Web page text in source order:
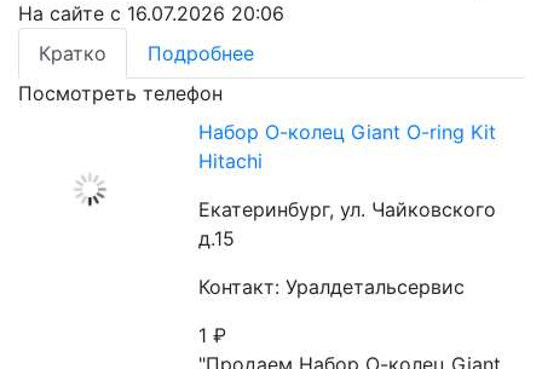
На сайте с 16.07.2026 20:06
Кратко
Подробнее
Посмотреть телефон
Набор О-колец Giant O-ring Kit
Hitachi
Екатеринбург, ул. Чайковского
д.15
Контакт: Уралдетальсервис
1₽
"Продаем Набор О-колец Giant